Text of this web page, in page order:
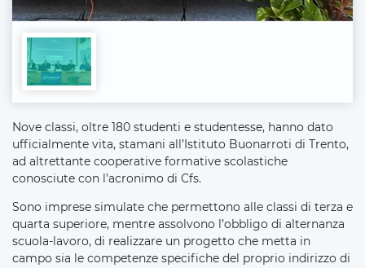
Nove classi, oltre 180 studenti e studentesse, hanno dato
ufficialmente vita, stamani all’Istituto Buonarroti di Trento,
ad altrettante cooperative formative scolastiche
conosciute con l’acronimo di Cfs.
Sono imprese simulate che permettono alle classi di terza e
quarta superiore, mentre assolvono l’obbligo di alternanza
scuola-lavoro, di realizzare un progetto che metta in
campo sia le competenze specifiche del proprio indirizzo di